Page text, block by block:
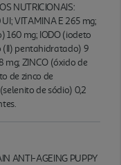
NUTRICIONAIS:
VITAMINA E 265 mg;
160 mg; IODO (iodeto
(II) pentahidratado) 9
mg; ZINCO (óxido de
de zinco de
de sódio) 0,2
ANTI-AGEING PUPPY